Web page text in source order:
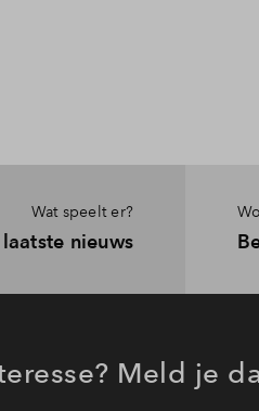
Wat speelt er?
nieuws
Meld je